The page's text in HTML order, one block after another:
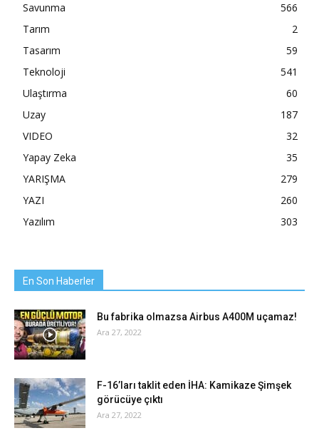
Savunma
566
Tarım
2
Tasarım
59
Teknoloji
541
Ulaştırma
60
Uzay
187
VIDEO
32
Yapay Zeka
35
YARIŞMA
279
YAZI
260
Yazılım
303
En Son Haberler
Bu fabrika olmazsa Airbus A400M uçamaz!
Ara 27, 2022
F-16’ları taklit eden İHA: Kamikaze Şimşek
görücüye çıktı
Ara 27, 2022